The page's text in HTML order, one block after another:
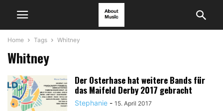
Home Tags Whitney
Whitney
Der Osterhase hat weitere Bands für
das Maifeld Derby 2017 gebracht
Stephanie - 15. April 2017